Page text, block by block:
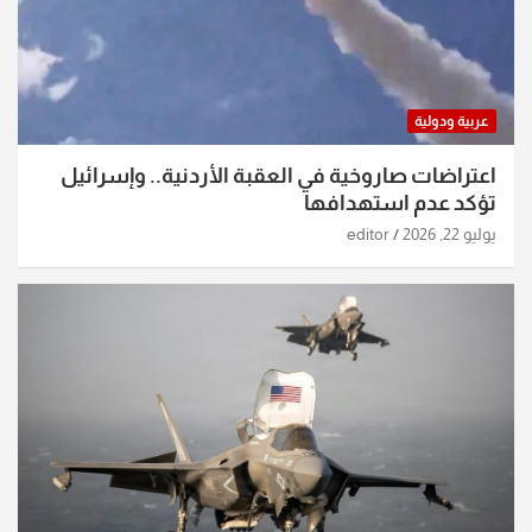
عربية ودولية
اعتراضات صاروخية في العقبة الأردنية.. وإسرائيل
تؤكد عدم استهدافها
يوليو 22, 2026 editor